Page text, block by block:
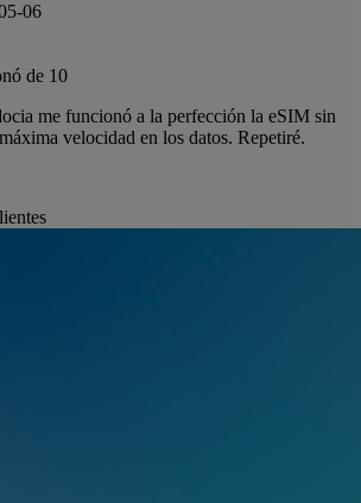
06
de 10
me funcionó a la perfección la eSIM sin
velocidad en los datos. Repetiré.